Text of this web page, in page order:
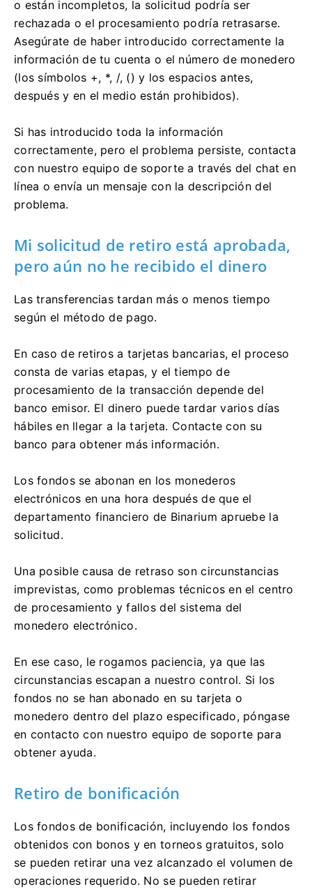
o están incompletos, la solicitud podría ser
rechazada o el procesamiento podría retrasarse.
Asegúrate de haber introducido correctamente la
información de tu cuenta o el número de monedero
(los símbolos +, *, /, () y los espacios antes,
después y en el medio están prohibidos).
Si has introducido toda la información
correctamente, pero el problema persiste, contacta
con nuestro equipo de soporte a través del chat en
línea o envía un mensaje con la descripción del
problema.
Mi solicitud de retiro está aprobada,
pero aún no he recibido el dinero
Las transferencias tardan más o menos tiempo
según el método de pago.
En caso de retiros a tarjetas bancarias, el proceso
consta de varias etapas, y el tiempo de
procesamiento de la transacción depende del
banco emisor. El dinero puede tardar varios días
hábiles en llegar a la tarjeta. Contacte con su
banco para obtener más información.
Los fondos se abonan en los monederos
electrónicos en una hora después de que el
departamento financiero de Binarium apruebe la
solicitud.
Una posible causa de retraso son circunstancias
imprevistas, como problemas técnicos en el centro
de procesamiento y fallos del sistema del
monedero electrónico.
En ese caso, le rogamos paciencia, ya que las
circunstancias escapan a nuestro control. Si los
fondos no se han abonado en su tarjeta o
monedero dentro del plazo especificado, póngase
en contacto con nuestro equipo de soporte para
obtener ayuda.
Retiro de bonificación
Los fondos de bonificación, incluyendo los fondos
obtenidos con bonos y en torneos gratuitos, solo
se pueden retirar una vez alcanzado el volumen de
operaciones requerido. No se pueden retirar